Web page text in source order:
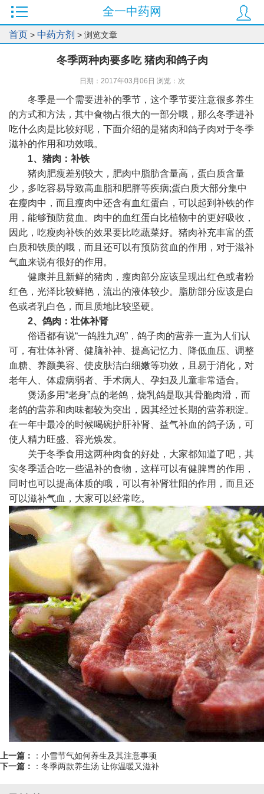
全一中药网
首页 > 中药方剂 > 浏览文章
冬季两种肉要多吃 猪肉和鸽子肉
日期：2017年03月06日 浏览： 次
冬季是一个需要进补的季节，这个季节要注意很多养生
的方式和方法，其中食物占很大的一部分哦，那么冬季进补
吃什么肉是比较好呢，下面介绍的是猪肉和鸽子肉对于冬季
滋补的作用和功效哦。
1、猪肉：补铁
猪肉肥瘦差别较大，肥肉中脂肪含量高，蛋白质含量
少，多吃容易导致高血脂和肥胖等疾病;蛋白质大部分集中
在瘦肉中，而且瘦肉中还含有血红蛋白，可以起到补铁的作
用，能够预防贫血。肉中的血红蛋白比植物中的更好吸收，
因此，吃瘦肉补铁的效果要比吃蔬菜好。猪肉补充丰富的蛋
白质和铁质的哦，而且还可以有预防贫血的作用，对于滋补
气血来说有很好的作用。
健康并且新鲜的猪肉，瘦肉部分应该呈现出红色或者粉
红色，光泽比较鲜艳，流出的液体较少。脂肪部分应该是白
色或者乳白色，而且质地比较坚硬。
2、鸽肉：壮体补肾
俗语都有说“一鸽胜九鸡”，鸽子肉的营养一直为人们认
可，有壮体补肾、健脑补神、提高记忆力、降低血压、调整
血糖、养颜美容、使皮肤洁白细嫩等功效，且易于消化，对
老年人、体虚病弱者、手术病人、孕妇及儿童非常适合。
煲汤多用“老身”点的老鸽，烧乳鸽是取其骨脆肉滑，而
老鸽的营养和肉味都较为突出，因其经过长期的营养积淀。
在一年中最冷的时候喝碗护肝补肾、益气补血的鸽子汤，可
使人精力旺盛、容光焕发。
关于冬季食用这两种肉食的好处，大家都知道了吧，其
实冬季适合吃一些温补的食物，这样可以有健脾胃的作用，
同时也可以提高体质的哦，可以有补肾壮阳的作用，而且还
可以滋补气血，大家可以经常吃。
上一篇： ： 小雪节气如何养生及其注意事项
下一篇：
： 冬季两款养生汤 让你温暖又滋补